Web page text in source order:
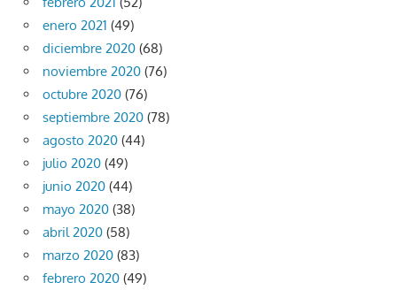
enero 2021 (49)
diciembre 2020 (68)
noviembre 2020 (76)
octubre 2020 (76)
septiembre 2020 (78)
agosto 2020 (44)
julio 2020 (49)
junio 2020 (44)
mayo 2020 (38)
abril 2020 (58)
marzo 2020 (83)
febrero 2020 (49)